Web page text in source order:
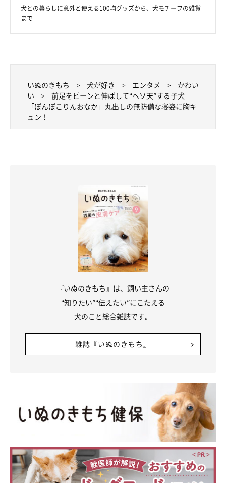
犬との暮らしに意外と使える100均グッズから、犬モチーフの雑貨
まで
いぬのきもち 犬が好き エンタメ
かわい
い
前足をピーンと伸ばして“ヘソ天”する子犬
「ぽんぽこりんおなか」丸出しの無防備な寝姿に胸キ
ュン！
『いぬのきもち』は、飼い主さんの
“知りたい”“伝えたい”にこたえる
犬のこと総合雑誌です。
雑誌『いぬのきもち』